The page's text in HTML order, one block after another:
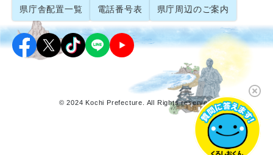
県庁舎配置一覧 電話番号表 県庁周辺のご案内
© 2024 Kochi Prefecture. All Rights reserved.